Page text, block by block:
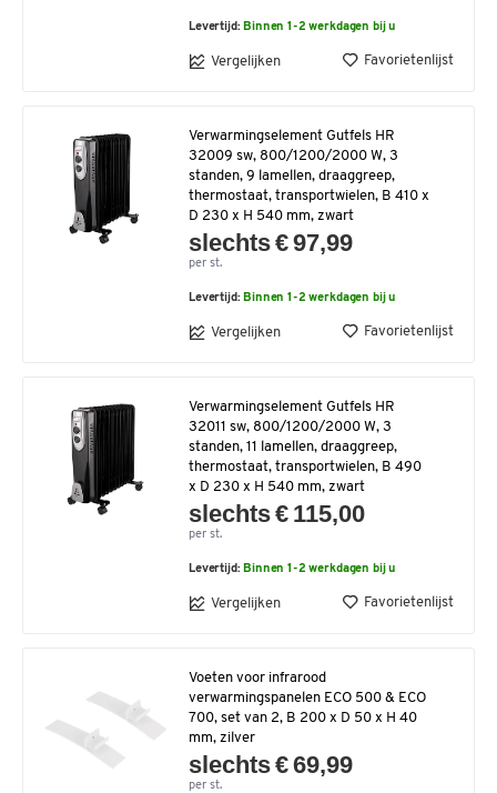
Levertijd: Binnen 1-2 werkdagen bij u
Vergelijken Favorietenlijst
Verwarmingselement Gutfels HR
32009 sw, 800/1200/2000 W, 3
standen, 9 lamellen, draaggreep,
thermostaat, transportwielen, B 410 x
D 230 x H 540 mm, zwart
slechts € 97,99
per st.
Levertijd: Binnen 1-2 werkdagen bij u
Vergelijken Favorietenlijst
Verwarmingselement Gutfels HR
32011 sw, 800/1200/2000 W, 3
standen, 11 lamellen, draaggreep,
thermostaat, transportwielen, B 490
x D 230 x H 540 mm, zwart
slechts € 115,00
per st.
Levertijd: Binnen 1-2 werkdagen bij u
Vergelijken Favorietenlijst
Voeten voor infrarood
verwarmingspanelen ECO 500 & ECO
700, set van 2, B 200 x D 50 x H 40
mm, zilver
slechts € 69,99
per st.